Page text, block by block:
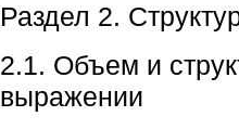
Раздел 2.
2.1. Объем и
выражении